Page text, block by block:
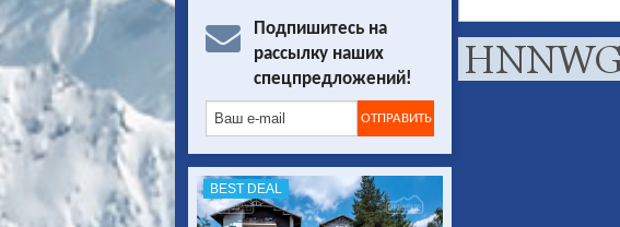
Подпишитесь на
рассылку наших
спецпредложений!
BEST DEAL